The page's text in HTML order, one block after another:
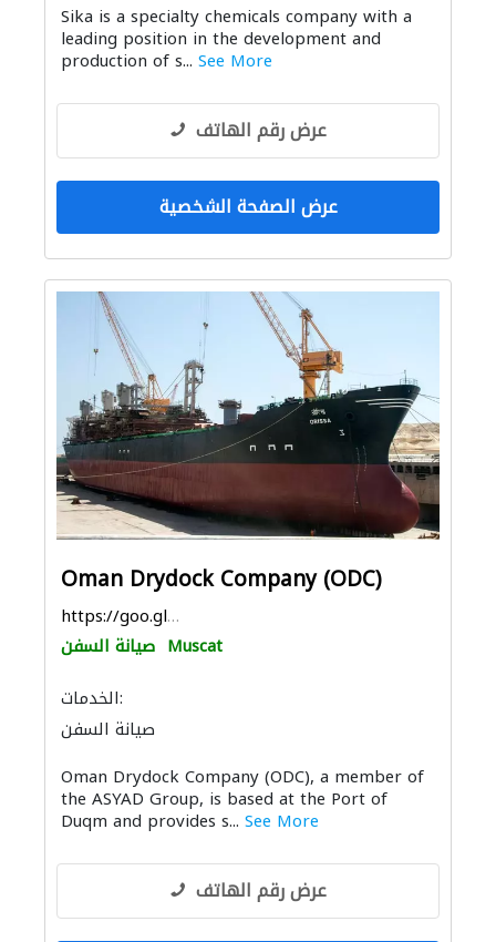
صيانة السفن التصميم الداخلي لليخوت
ميكانيكيون أنظمة الأسقف
Sika is a specialty chemicals company with a
leading position in the development and
production of s... See More
عرض رقم الهاتف
عرض الصفحة الشخصية
Oman Drydock Company (ODC)
https://goo.gl/maps/KaRj1JKAQXy8TKiY7
صيانة السفن Muscat
الخدمات:
صيانة السفن
Oman Drydock Company (ODC), a member of
the ASYAD Group, is based at the Port of
Duqm and provides s... See More
عرض رقم الهاتف